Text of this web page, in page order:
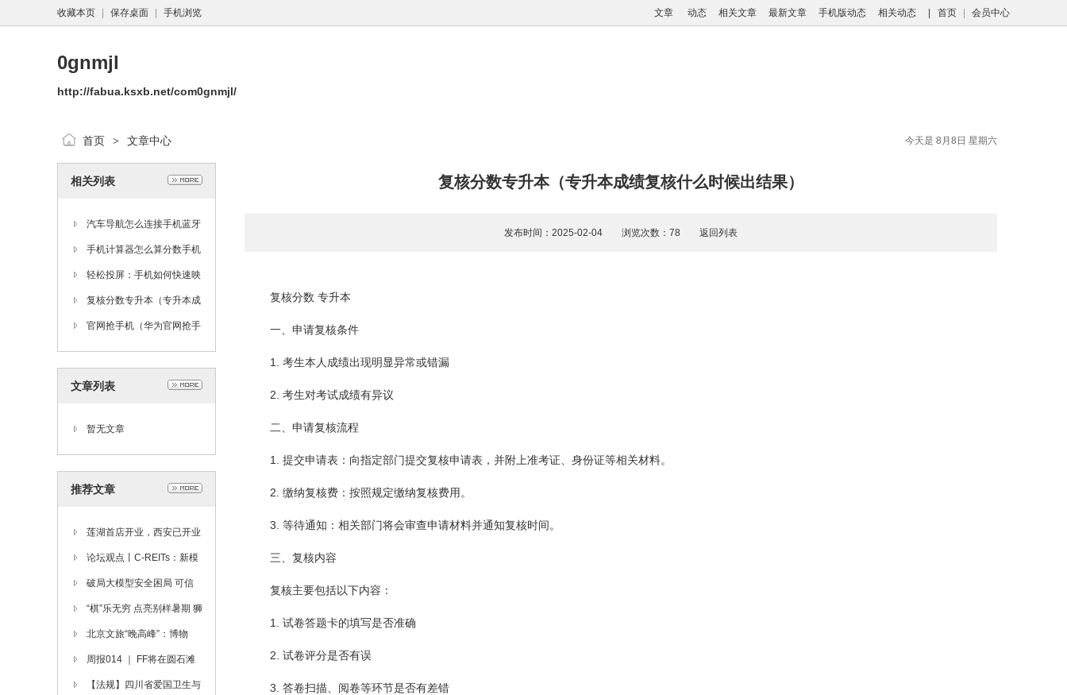
文章 动态 相关文章 最新文章 手机版动态 相关动态 首页 会员中心
收藏本页 保存桌面 手机浏览
0gnmjl
http://fabua.ksxb.net/com0gnmjl/
今天是 8月8日 星期六
首页 > 文章中心
相关列表
汽车导航怎么连接手机蓝牙
手机蓝牙与车载蓝牙如何配
对「汽车导航怎么连接手机
蓝牙」
手机计算器怎么算分数手机
计算器怎么算百分比「手机
计算器怎么算分数」
轻松投屏：手机如何快速映
射到电脑上？步骤大揭秘！
手机如何投屏到电脑上「轻
松投屏：手机如何快速映射
复核分数专升本（专升本成
绩复核什么时候出结果）
官网抢手机（华为官网抢手
机）
文章列表
暂无文章
推荐文章
莲湖首店开业，西安已开业
的10家调改店累计客流近7
50万人次
论坛观点丨C-REITs：新模
式·新趋势·新机遇
破局大模型安全困局 可信
华泰“可信+AI”前沿成果亮相
ISC.AI 2025
“棋”乐无穷 点亮别样暑期 狮
山横塘街道狮山一社区零基
础围棋课正式开班
北京文旅“晚高峰”：博物
馆、什刹海、广阳谷的夜充
满惊喜
周报014 ｜ FF将在圆石滩
公布桥梁战略重大突破，贾
【法规】四川省爱国卫生与
复核分数专升本（专升本成绩复核什么时候出结果）
发布时间：2025-02-04 浏览次数：78 返回列表
复核分数 专升本
一、申请复核条件
1. 考生本人成绩出现明显异常或错漏
2. 考生对考试成绩有异议
二、申请复核流程
1. 提交申请表：向指定部门提交复核申请表，并附上准考证、身份证等相关材料。
2. 缴纳复核费：按照规定缴纳复核费用。
3. 等待通知：相关部门将会审查申请材料并通知复核时间。
三、复核内容
复核主要包括以下内容：
1. 试卷答题卡的填写是否准确
2. 试卷评分是否有误
3. 答卷扫描、阅卷等环节是否有差错